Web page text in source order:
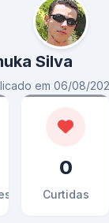
Silva
em 06/08/
0
Curtidas